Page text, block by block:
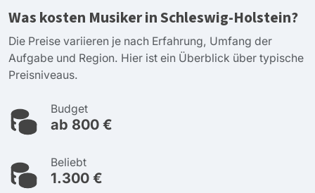
Was kosten Musiker in Schleswig-Holstein?
Die Preise variieren je nach Erfahrung, Umfang der
Aufgabe und Region. Hier ist ein Überblick über typische
Preisniveaus.
Budget
ab 800 €
Beliebt
1.300 €